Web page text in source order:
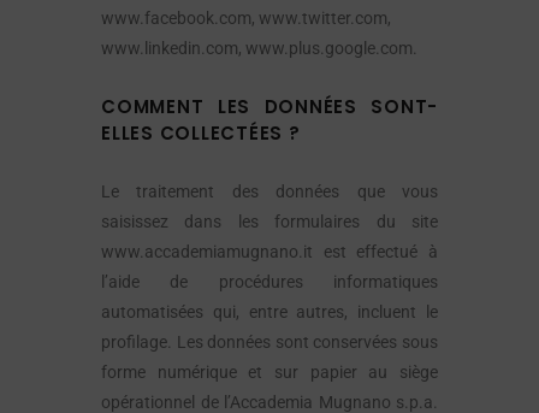
www.facebook.com, www.twitter.com,
www.linkedin.com, www.plus.google.com.
COMMENT LES DONNÉES SONT-
ELLES COLLECTÉES ?
Le traitement des données que vous
saisissez dans les formulaires du site
www.accademiamugnano.it est effectué à
l’aide de procédures informatiques
automatisées qui, entre autres, incluent le
profilage. Les données sont conservées sous
forme numérique et sur papier au siège
opérationnel de l’Accademia Mugnano s.p.a.